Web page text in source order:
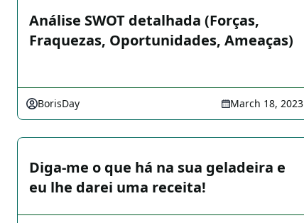
Análise SWOT detalhada (Forças,
Fraquezas, Oportunidades, Ameaças)
BorisDay March 18, 2023
Diga-me o que há na sua geladeira e
eu lhe darei uma receita!